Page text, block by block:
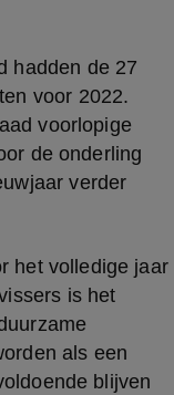
hadden de 27
voor 2022.
voorlopige
de onderling
verder
het volledige jaar
is het
als een
blijven